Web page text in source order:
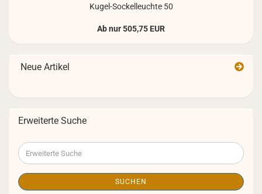
Kugel-​Sockelleuchte 50
Ab nur 505,75 EUR
Neue Artikel
Erweiterte Suche
Erweiterte
Suche
SUCHEN